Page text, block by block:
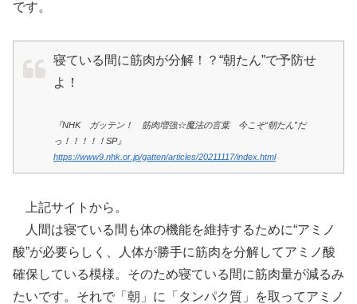
です。
寝ている間に筋肉が分解！？“朝たん”で予防せ
よ！
『NHK ガッテン！ 筋肉増強☆魔法の言葉 今こそ“朝たん”だ
っ！！！！！SP』
https://www9.nhk.or.jp/gatten/articles/20211117/index.html
上記サイトから。
人間は寝ている間も体の機能を維持するために“アミノ
酸”が必要らしく、人体が勝手に筋肉を分解してアミノ酸
確保している模様。そのため寝ている間に筋肉量が減るみ
たいです。それで「朝」に「タンパク質」を取ってアミノ